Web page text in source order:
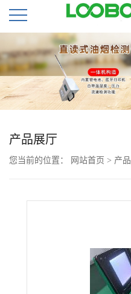
公
司
首
页
公
产品展厅
您当前的位置： 网站首页 > 产